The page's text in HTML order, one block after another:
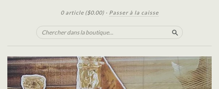
0 article ($0.00)· Passer à la caisse
Chercher